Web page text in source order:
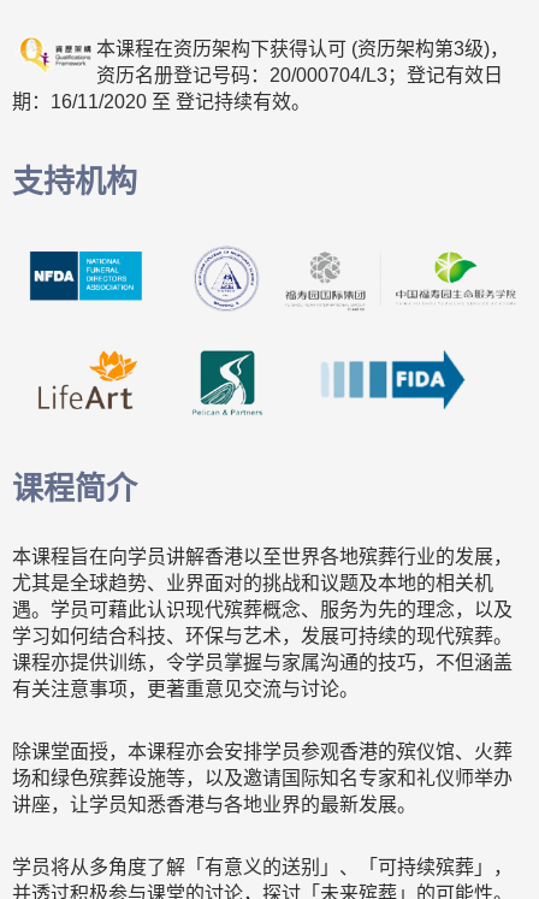
本课程在资历架构下获得认可 (资历架构第3级)，
资历名册登记号码：20/000704/L3；登记有效日
期：16/11/2020 至 登记持续有效。
支持机构
课程简介
本课程旨在向学员讲解香港以至世界各地殡葬行业的发展，
尤其是全球趋势、业界面对的挑战和议题及本地的相关机
遇。学员可藉此认识现代殡葬概念、服务为先的理念，以及
学习如何结合科技、环保与艺术，发展可持续的现代殡葬。
课程亦提供训练，令学员掌握与家属沟通的技巧，不但涵盖
有关注意事项，更著重意见交流与讨论。
除课堂面授，本课程亦会安排学员参观香港的殡仪馆、火葬
场和绿色殡葬设施等，以及邀请国际知名专家和礼仪师举办
讲座，让学员知悉香港与各地业界的最新发展。
学员将从多角度了解「有意义的送别」、「可持续殡葬」，
并透过积极参与课堂的讨论，探讨「未来殡葬」的可能性。